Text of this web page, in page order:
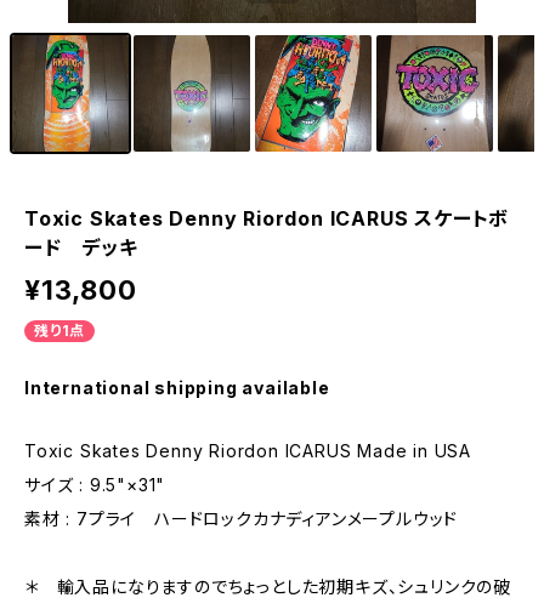
Toxic Skates Denny Riordon ICARUS スケートボ
ード デッキ
¥13,800
残り1点
International shipping available
Toxic Skates Denny Riordon ICARUS Made in USA
サイズ : 9.5"×31"
素材 : 7プライ ハードロックカナディアンメープルウッド
＊ 輸入品になりますのでちょっとした初期キズ、シュリンクの破